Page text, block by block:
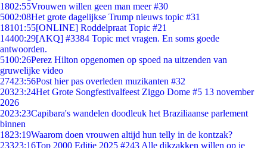
1802:55Vrouwen willen geen man meer #30
5002:08Het grote dagelijkse Trump nieuws topic #31
18101:55[ONLINE] Roddelpraat Topic #21
14400:29[AKQ] #3384 Topic met vragen. En soms goede
antwoorden.
5100:26Perez Hilton opgenomen op spoed na uitzenden van
gruwelijke video
27423:56Post hier pas overleden muzikanten #32
20323:24Het Grote Songfestivalfeest Ziggo Dome #5 13 november
2026
2023:23Capibara's wandelen doodleuk het Braziliaanse parlement
binnen
1823:19Waarom doen vrouwen altijd hun telly in de kontzak?
23323:16Top 2000 Editie 2025 #243 Alle dikzakken willen op je